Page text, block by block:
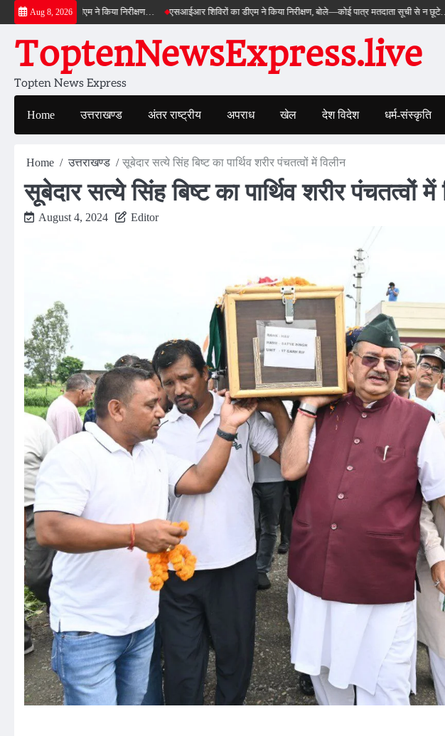
Skip
to
content
Aug 8, 2026
का डीएम ने किया निरीक्षण… एसआईआर शिविरों का डीएम ने किया निरीक्षण, बोले—कोई पात्र मतदाता सूची से न छूटे… तीलू
ToptenNewsExpress.live
Topten News Express
Home उत्तराखण्ड अंतर राष्ट्रीय अपराध खेल देश विदेश धर्म-संस्कृति
Home उत्तराखण्ड सूबेदार सत्ये सिंह बिष्ट का पार्थिव शरीर पंचतत्वों में विलीन
सूबेदार सत्ये सिंह बिष्ट का पार्थिव शरीर पंचतत्वों में
August 4, 2024 Editor